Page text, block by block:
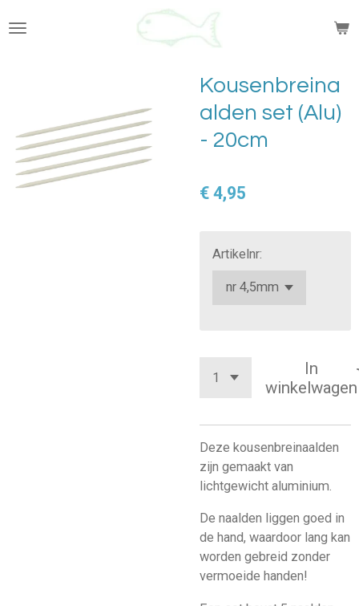
direct
Kousenbreina
alden set (Alu)
- 20cm
€ 4,95
Artikelnr:
In
winkelwagen
Deze kousenbreinaalden
zijn gemaakt van
lichtgewicht aluminium.
De naalden liggen goed in
de hand, waardoor lang kan
worden gebreid zonder
vermoeide handen!